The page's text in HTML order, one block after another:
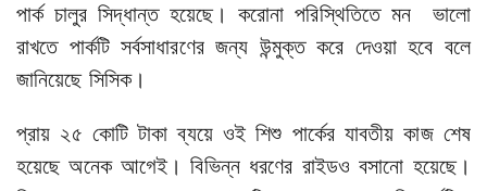
পার্ক চালুর সিদ্ধান্ত হয়েছে। করোনা পরিস্থিতিতে মন ভালো
রাখতে পার্কটি সর্বসাধারণের জন্য উন্মুক্ত করে দেওয়া হবে বলে
জানিয়েছে সিসিক।
প্রায় ২৫ কোটি টাকা ব্যয়ে ওই শিশু পার্কের যাবতীয় কাজ শেষ
হয়েছে অনেক আগেই। বিভিন্ন ধরণের রাইডও বসানো হয়েছে।